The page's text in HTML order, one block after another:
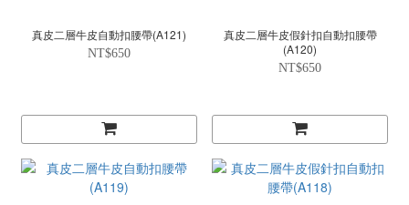
真皮二層牛皮自動扣腰帶(A121)
NT$650
真皮二層牛皮假針扣自動扣腰帶
(A120)
NT$650